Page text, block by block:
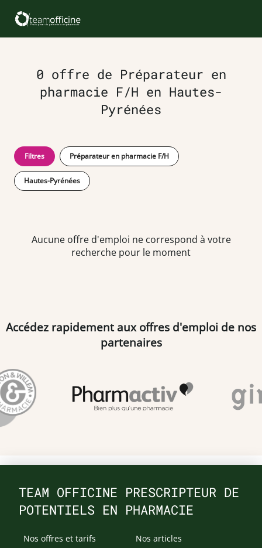
0 offre de Préparateur en
pharmacie F/H en Hautes-
Pyrénées
Filtres Préparateur en pharmacie F/H
Hautes-Pyrénées
Aucune offre d'emploi ne correspond à votre
recherche pour le moment
Accédez rapidement aux offres d'emploi de nos
partenaires
TEAM OFFICINE PRESCRIPTEUR DE
POTENTIELS EN PHARMACIE
Nos offres et tarifs
Nos articles